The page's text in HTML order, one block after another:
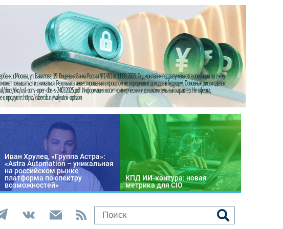
Иван Хрулев, «Группа Астра»:
«Astra Automation – уникальная
на российском рынке
платформа по спектру
возможностей»
КПД ИИ-контура: новая
метрика для CIO